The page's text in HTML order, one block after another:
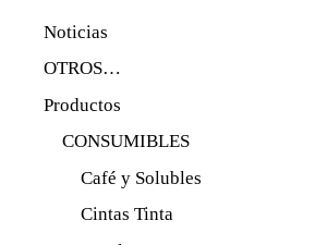
Noticias
OTROS…
Productos
CONSUMIBLES
Café y Solubles
Cintas Tinta